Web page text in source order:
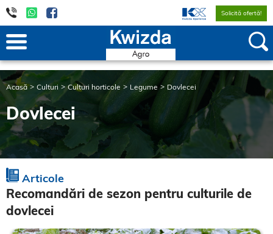
Solicită ofertă!
Acasă Culturi Culturi horticole Legume Dovlecei
Dovlecei
Articole
Recomandări de sezon pentru culturile de
dovlecei